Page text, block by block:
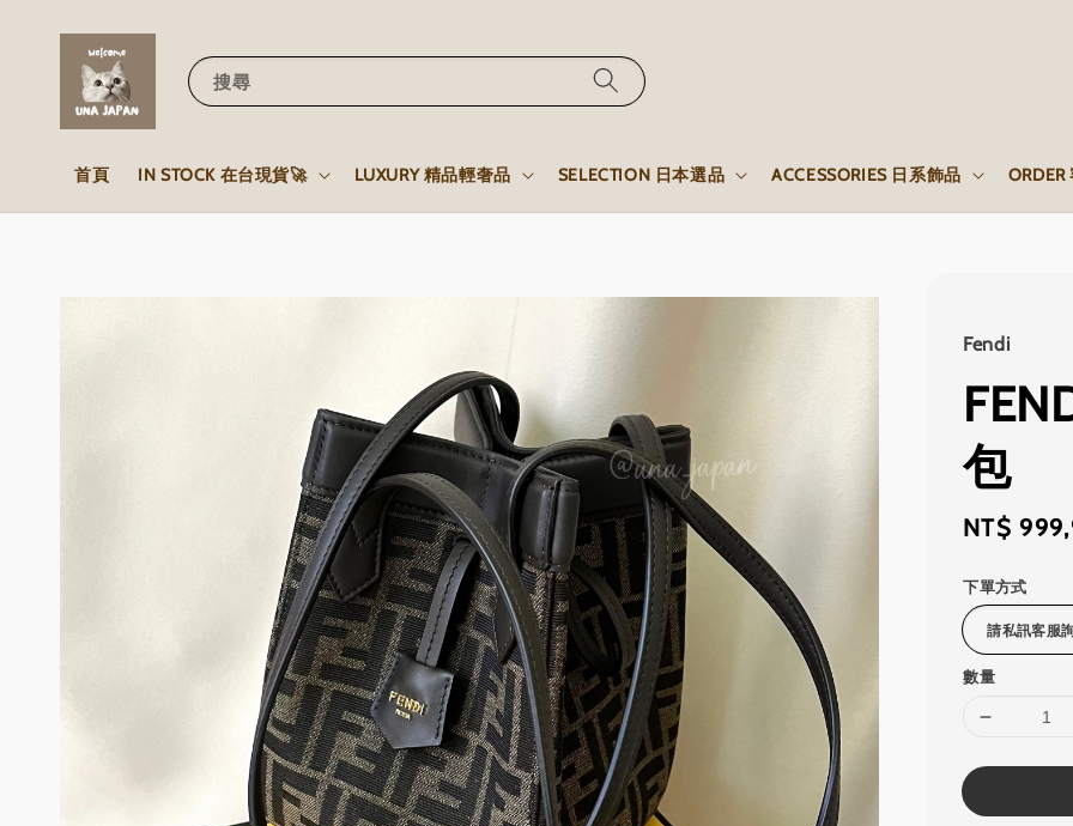
搜尋
首頁 IN STOCK 在台現貨🚀 LUXURY 精品輕奢品 SELECTION 日本選品 ACCESSORIES 日系飾品 ORDER
Fendi
包
Regular
NT$
下單方式
數量